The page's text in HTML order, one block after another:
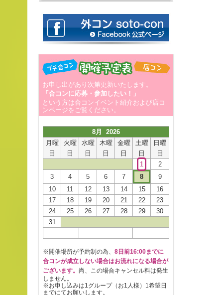
お申し出があり次第更新いたします。
「合コンに応募・参加したい！」
という方は合コンイベント紹介および店コ
ンページをご覧ください。
8月 2026
月曜
日
火曜
日
水曜
日
木曜
日
金曜
日
土曜
日
日曜
日
1
2
3
4 5 6 7 8
9
10
11 12 13 14 15
16
17
18 19 20 21 22
23
24
25 26 27 28 29
30
31
※開催場所が予約制の為、 8日前16:00までに
合コンが成立しない場合はお流れになる場合が
ございます。 尚、この場合キャンセル料は発生
しません。
※お申し込みは1グループ（お1人様）1希望日
までにてお願いします。